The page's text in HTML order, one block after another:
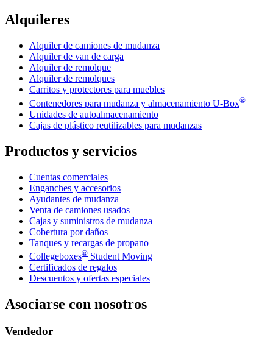
Alquileres
Alquiler de camiones de mudanza
Alquiler de van de carga
Alquiler de remolque
Alquiler de remolques
Carritos y protectores para muebles
Contenedores para mudanza y almacenamiento U-Box®
Unidades de autoalmacenamiento
Cajas de plástico reutilizables para mudanzas
Productos y servicios
Cuentas comerciales
Enganches y accesorios
Ayudantes de mudanza
Venta de camiones usados
Cajas y suministros de mudanza
Cobertura por daños
Tanques y recargas de propano
Collegeboxes® Student Moving
Certificados de regalos
Descuentos y ofertas especiales
Asociarse con nosotros
Vendedor